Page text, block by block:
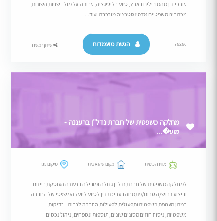
עורכי דין מהמובילים בארץ, סיוע בליטיגציה, עבודה אל מול רשויות השונות,
מכתבים משפטיים אדמינסטרציה מורכבת ועוד....
76266 הגשת מועמדות שיתוף משרה
מחלקה משפטית של חברת נדל"ן ברעננה -
מוע�...
אווירה כיפית מקום שהוא בית מיקום פגז
למחלקה משפטית של חברת נדל"ן גדולה ומובילה ברעננה העוסקת בייזום
וביצוע דרוש/ה טרום/מתמחה בעריכת דין לסיוע ליועץ המשפטי של החברה
במתן מעטפת משפטית ותפעולית לפעילות החברה לרבות - בדיקות
משפטיות, ניסוח חוזים מסוגים שונים, תוספות ונספחים, ניהול נכסים